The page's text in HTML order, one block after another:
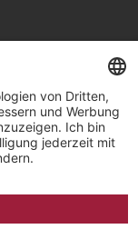
GmbH